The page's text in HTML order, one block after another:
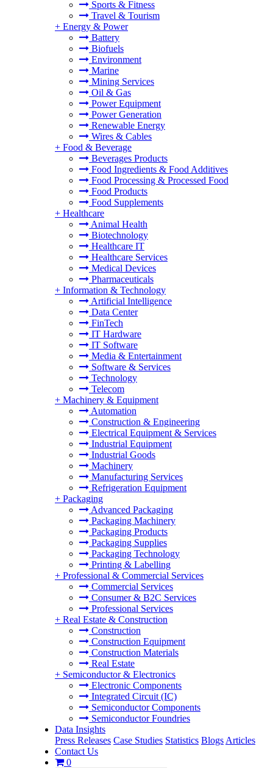
Sports & Fitness
Travel & Tourism
+ Energy & Power
Battery
Biofuels
Environment
Marine
Mining Services
Oil & Gas
Power Equipment
Power Generation
Renewable Energy
Wires & Cables
+ Food & Beverage
Beverages Products
Food Ingredients & Food Additives
Food Processing & Processed Food
Food Products
Food Supplements
+ Healthcare
Animal Health
Biotechnology
Healthcare IT
Healthcare Services
Medical Devices
Pharmaceuticals
+ Information & Technology
Artificial Intelligence
Data Center
FinTech
IT Hardware
IT Software
Media & Entertainment
Software & Services
Technology
Telecom
+ Machinery & Equipment
Automation
Construction & Engineering
Electrical Equipment & Services
Industrial Equipment
Industrial Goods
Machinery
Manufacturing Services
Refrigeration Equipment
+ Packaging
Advanced Packaging
Packaging Machinery
Packaging Products
Packaging Supplies
Packaging Technology
Printing & Labelling
+ Professional & Commercial Services
Commercial Services
Consumer & B2C Services
Professional Services
+ Real Estate & Construction
Construction
Construction Equipment
Construction Materials
Real Estate
+ Semiconductor & Electronics
Electronic Components
Integrated Circuit (IC)
Semiconductor Components
Semiconductor Foundries
Data Insights
Press Releases Case Studies Statistics Blogs Articles
Contact Us
0